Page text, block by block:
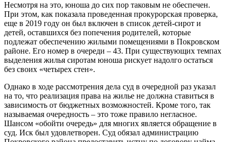
Несмотря на это, юноша до сих пор таковым не обеспечен.
При этом, как показала проведенная прокурорская проверка,
еще в 2019 году он был включен в список детей-сирот и
детей, оставшихся без попечения родителей, которые
подлежат обеспечению жилыми помещениями в Покровском
районе. Его номер в очереди – 43. При существующих темпах
выделения жилья сиротам юноша рискует надолго остаться
без своих «четырех стен».
Однако в ходе рассмотрения дела суд в очередной раз указал
на то, что реализация права на жилье не должна ставиться в
зависимость от бюджетных возможностей. Кроме того, так
называемая очередность – это тоже правило негласное.
Шансом «обойти очередь» для многих является обращение в
суд. Иск был удовлетворен. Суд обязал администрацию